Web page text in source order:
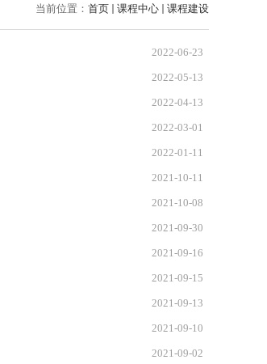
当前位置： 首页 课程中心 课程建设
2022-06-23
2022-05-13
2022-04-13
2022-03-01
2022-01-11
2021-10-11
2021-10-08
2021-09-30
2021-09-16
2021-09-15
2021-09-13
2021-09-10
2021-09-02